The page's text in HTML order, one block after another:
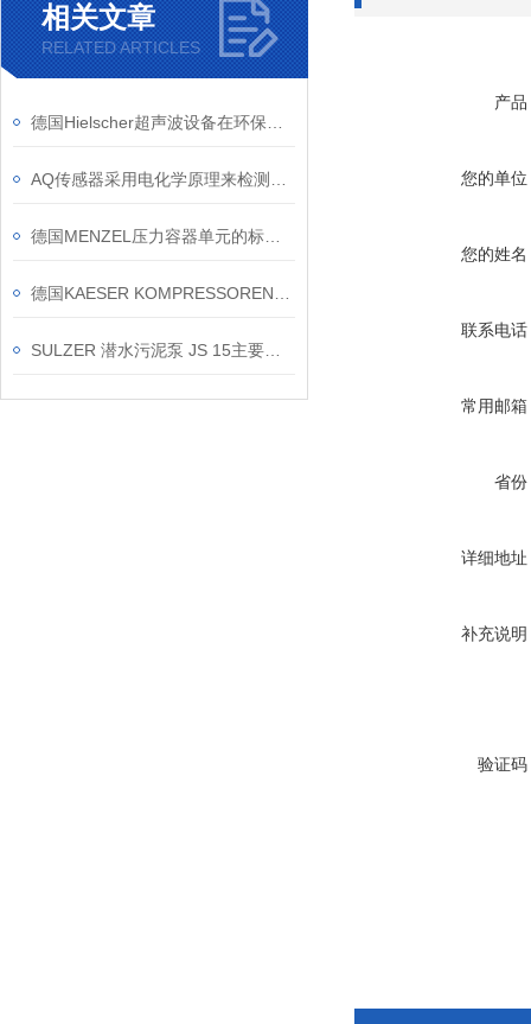
相关文章
RELATED ARTICLES
产品
您的单位
您的姓名
联系电话
常用邮箱
省份
详细地址
补充说明
验证码